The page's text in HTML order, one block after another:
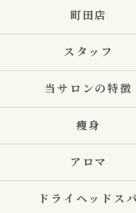
町田店
スタッフ
当サロンの特徴
痩身
アロマ
ドライヘッドスパ